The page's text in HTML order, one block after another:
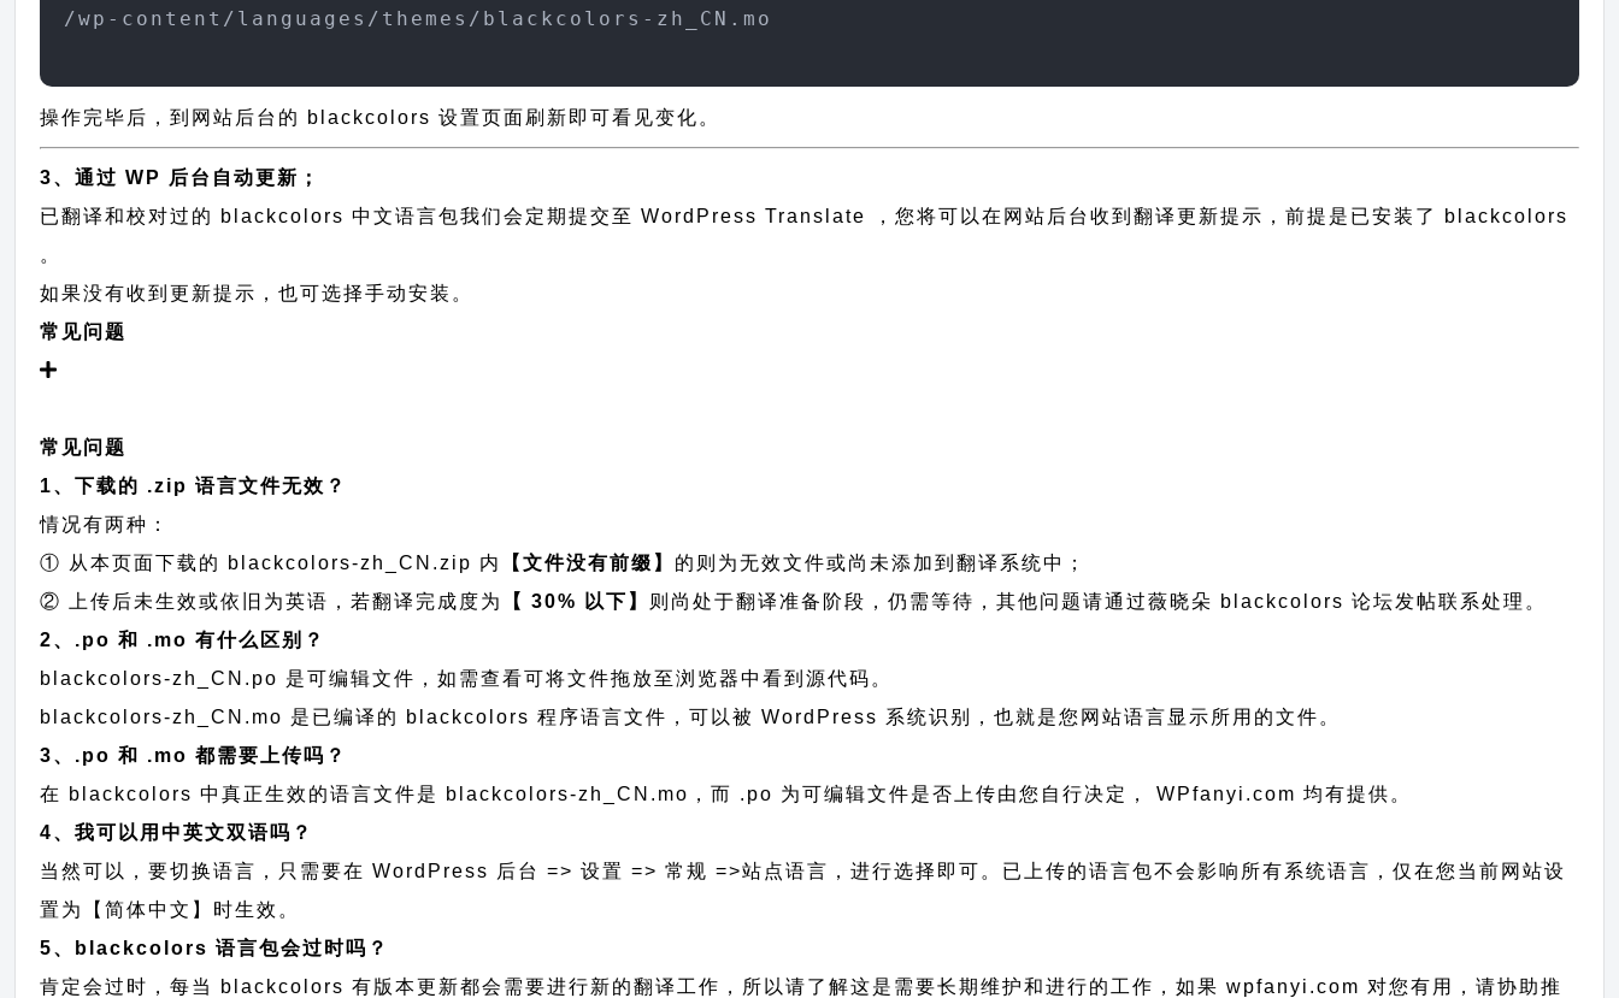
/wp-content/languages/themes/blackcolors-zh_CN.mo
操作完毕后，到网站后台的 blackcolors 设置页面刷新即可看见变化。
3、通过 WP 后台自动更新；
已翻译和校对过的 blackcolors 中文语言包我们会定期提交至 WordPress Translate ，您将可以在网站后台收到翻译更新提示，前提是已安装了 blackcolors
。
如果没有收到更新提示，也可选择手动安装。
常见问题
常见问题
1、下载的 .zip 语言文件无效？
情况有两种：
① 从本页面下载的 blackcolors-zh_CN.zip 内
【文件没有前缀】 的则为无效文件或尚未添加到翻译系统中；
② 上传后未生效或依旧为英语，若翻译完成度为
【 30% 以下】 则尚处于翻译准备阶段，仍需等待，其他问题请通过薇晓朵 blackcolors 论坛发帖联系处理。
2、.po 和 .mo 有什么区别？
blackcolors-zh_CN.po 是可编辑文件，如需查看可将文件拖放至浏览器中看到源代码。
blackcolors-zh_CN.mo 是已编译的 blackcolors 程序语言文件，可以被 WordPress 系统识别，也就是您网站语言显示所用的文件。
3、.po 和 .mo 都需要上传吗？
在 blackcolors 中真正生效的语言文件是 blackcolors-zh_CN.mo，而 .po 为可编辑文件是否上传由您自行决定， WPfanyi.com 均有提供。
4、我可以用中英文双语吗？
当然可以，要切换语言，只需要在 WordPress 后台 => 设置 => 常规 =>站点语言，进行选择即可。已上传的语言包不会影响所有系统语言，仅在您当前网站设
置为【简体中文】时生效。
5、blackcolors 语言包会过时吗？
肯定会过时，每当 blackcolors 有版本更新都会需要进行新的翻译工作，所以请了解这是需要长期维护和进行的工作，如果 wpfanyi.com 对您有用，请协助推